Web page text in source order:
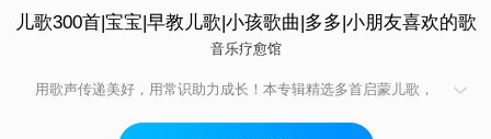
儿歌300首|宝宝|早教儿歌|小孩歌曲|多多|小朋友喜欢的歌
音乐疗愈馆
用歌声传递美好，用常识助力成长！本专辑精选多首启蒙儿歌，
方向等学习常识。